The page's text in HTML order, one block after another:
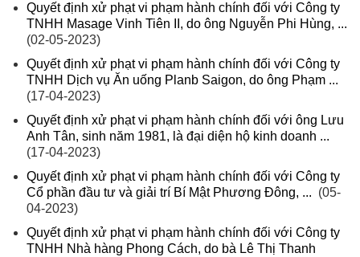
Quyết định xử phạt vi phạm hành chính đối với Công ty
TNHH Masage Vinh Tiên II, do ông Nguyễn Phi Hùng, ...
(02-05-2023)
Quyết định xử phạt vi phạm hành chính đối với Công ty
TNHH Dịch vụ Ăn uống Planb Saigon, do ông Phạm ...
(17-04-2023)
Quyết định xử phạt vi phạm hành chính đối với ông Lưu
Anh Tân, sinh năm 1981, là đại diện hộ kinh doanh ...
(17-04-2023)
Quyết định xử phạt vi phạm hành chính đối với Công ty
Cổ phần đầu tư và giải trí Bí Mật Phương Đông, ... (05-
04-2023)
Quyết định xử phạt vi phạm hành chính đối với Công ty
TNHH Nhà hàng Phong Cách, do bà Lê Thị Thanh